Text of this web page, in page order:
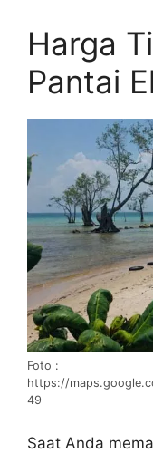
Harga
Pantai
Foto :
https://
49
Saat Anda